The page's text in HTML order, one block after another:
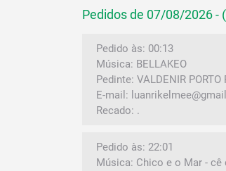
Pedidos de 07/08/2026 -
Pedido às: 00:13
Música: BELLAKEO
Pedinte: VALDENIR PORTO
E-mail:
Recado: .
Pedido às: 22:01
Música: Chico e o Mar - cê